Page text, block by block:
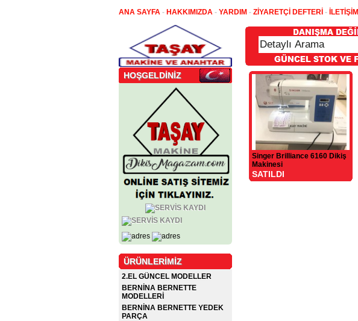
ANA SAYFA - HAKKIMIZDA - YARDIM - ZİYARETÇİ DEFTERİ - İLETİŞİM
HOŞGELDİNİZ
ÜRÜNLERİMİZ
2.EL GÜNCEL MODELLER
BERNİNA BERNETTE
MODELLERİ
BERNİNA BERNETTE YEDEK
PARÇA
Singer Brilliance 6160 Dikiş
Makinesi
SATILDI